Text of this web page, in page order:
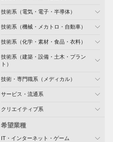
技術系（電気・電子・半導体）
技術系（機械・メカトロ・自動車）
技術系（化学・素材・食品・衣料）
技術系（建築・設備・土木・プラン
ト）
技術・専門職系（メディカル）
サービス・流通系
クリエイティブ系
希望業種
IT・インターネット・ゲーム